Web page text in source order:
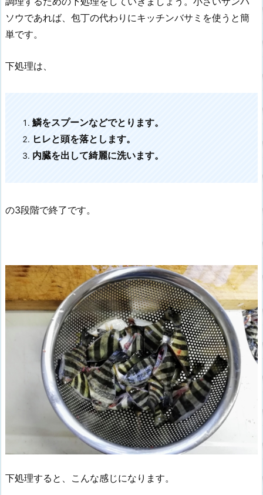
ソウであれば、包丁の代わりにキッチンバサミを使うと簡
単です。
下処理は、
鱗をスプーンなどでとります。
ヒレと頭を落とします。
内臓を出して綺麗に洗います。
の3段階で終了です。
下処理すると、こんな感じになります。